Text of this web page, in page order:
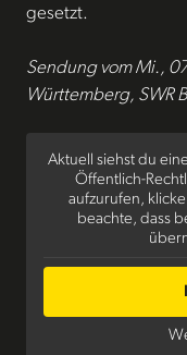
gesetzt.
Sendung vomMi.,
Württemberg, SWR
Aktuell siehst du
Öffentlich-
aufzurufen,
beachte, dass